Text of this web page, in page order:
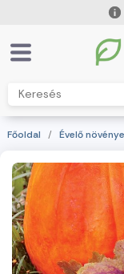
Főoldal / Évelő